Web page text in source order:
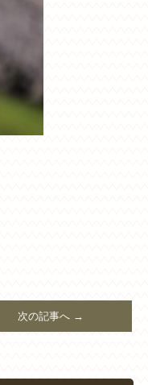
次の記事へ →